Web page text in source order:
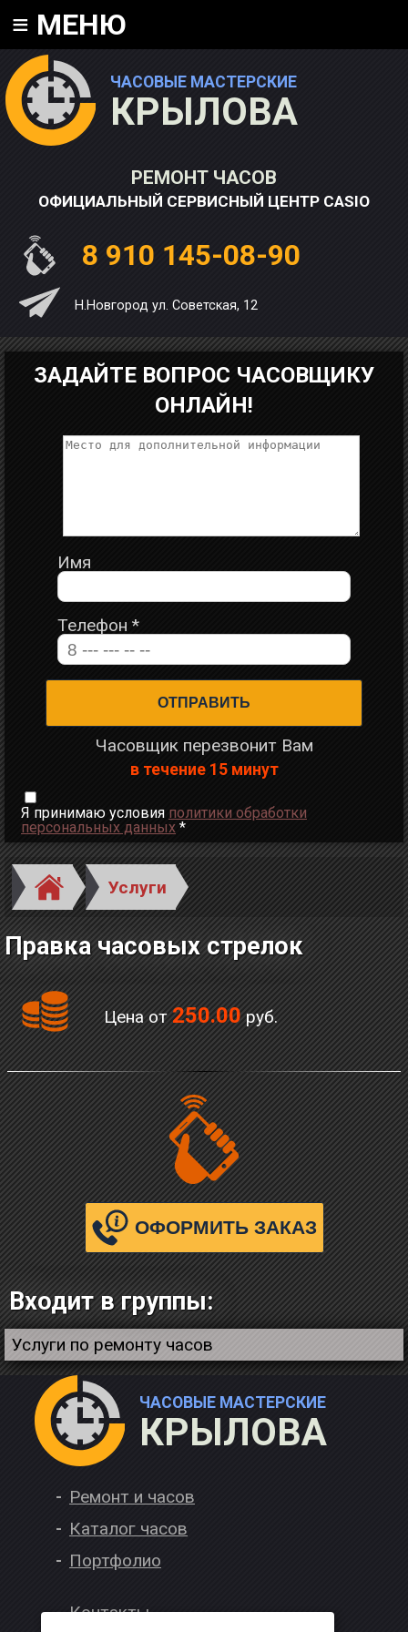
ЧАСОВЫЕ МАСТЕРСКИЕ
КРЫЛОВА
РЕМОНТ ЧАСОВ
ОФИЦИАЛЬНЫЙ СЕРВИСНЫЙ ЦЕНТР CASIO
8 910 145-08-90
Н.Новгород ул. Советская, 12
≡ МЕНЮ
ЗАДАЙТЕ ВОПРОС ЧАСОВЩИКУ
ОНЛАЙН!
Имя
Телефон *
Часовщик перезвонит Вам
в течение 15 минут
Я принимаю условия политики обработки
персональных данных *
Услуги
Правка часовых стрелок
Цена от 250.00 руб.
ОФОРМИТЬ ЗАКАЗ
Входит в группы:
Услуги по ремонту часов
ЧАСОВЫЕ МАСТЕРСКИЕ
КРЫЛОВА
Ремонт и часов
Каталог часов
Портфолио
Контакты